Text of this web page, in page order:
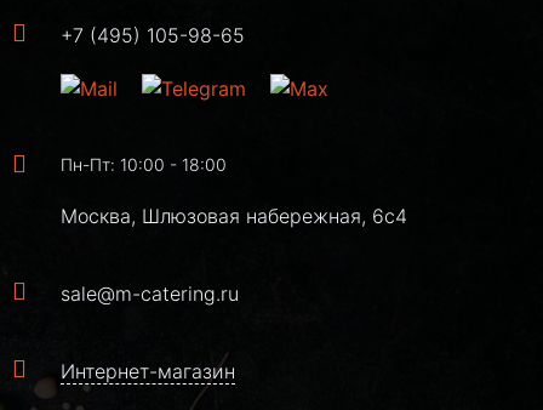
+7 (495) 105-98-65
Пн-Пт: 10:00 - 18:00
Москва, Шлюзовая набережная, 6с4
sale@m-catering.ru
Интернет-магазин